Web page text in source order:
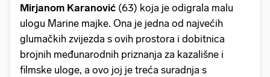
Mirjanom Karanović (63) koja je odigrala malu
ulogu Marine majke. Ona je jedna od najvećih
glumačkih zvijezda s ovih prostora i dobitnica
brojnih međunarodnih priznanja za kazališne i
filmske uloge, a ovo joj je treća suradnja s